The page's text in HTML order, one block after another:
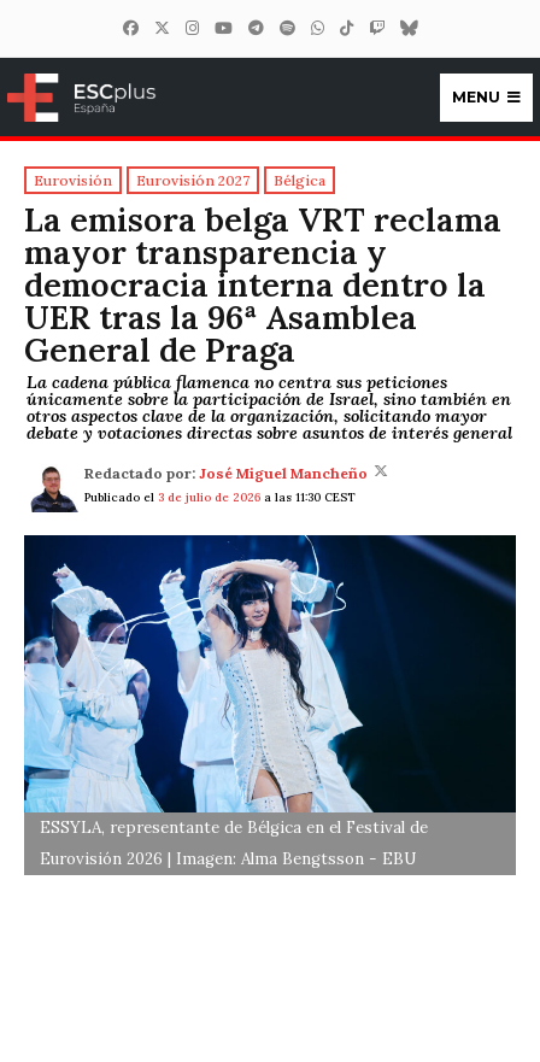
ESCplus España
MENU
Eurovisión Eurovisión 2027 Bélgica
La emisora belga VRT reclama
mayor transparencia y
democracia interna dentro la
UER tras la 96ª Asamblea
General de Praga
La cadena pública flamenca no centra sus peticiones
únicamente sobre la participación de Israel, sino también en
otros aspectos clave de la organización, solicitando mayor
debate y votaciones directas sobre asuntos de interés general
Redactado por: José Miguel Mancheño
Publicado el 3 de julio de 2026 a las 11:30 CEST
ESSYLA, representante de Bélgica en el Festival de
Eurovisión 2026 | Imagen: Alma Bengtsson - EBU